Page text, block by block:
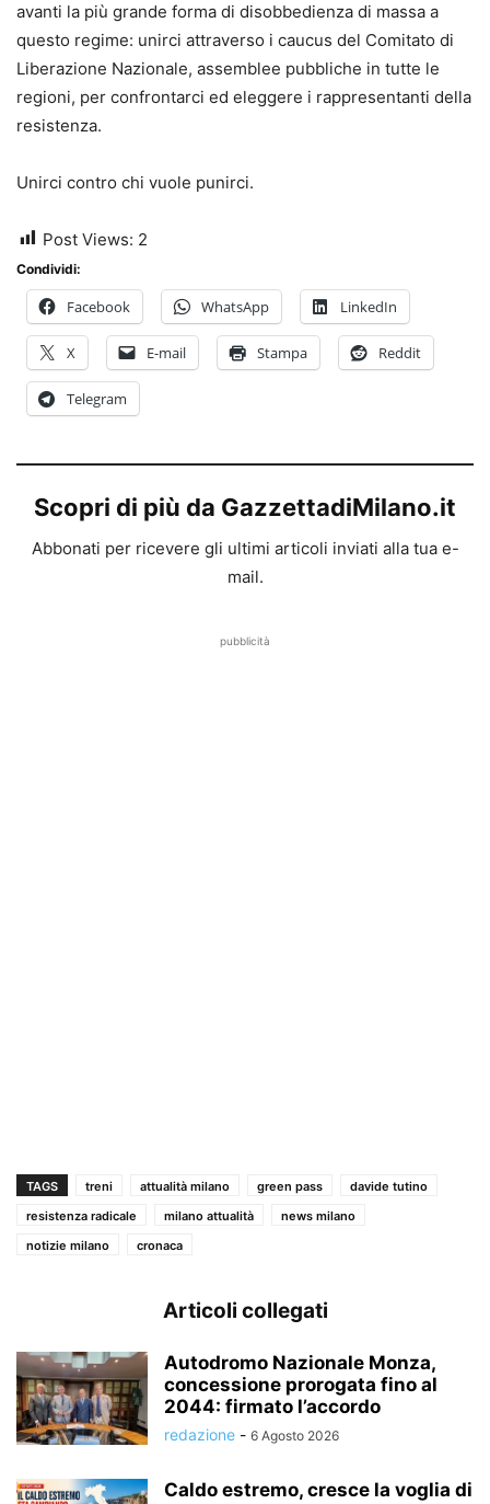
avanti la più grande forma di disobbedienza di massa a
questo regime: unirci attraverso i caucus del Comitato di
Liberazione Nazionale, assemblee pubbliche in tutte le
regioni, per confrontarci ed eleggere i rappresentanti della
resistenza.
Unirci contro chi vuole punirci.
Post Views: 2
Condividi:
Facebook WhatsApp LinkedIn
X E-mail Stampa Reddit
Telegram
Scopri di più da GazzettadiMilano.it
Abbonati per ricevere gli ultimi articoli inviati alla tua e-
mail.
pubblicità
TAGS treni attualità milano green pass
davide tutino
resistenza radicale
milano attualità
news milano
notizie milano
cronaca
Articoli collegati
Autodromo Nazionale Monza,
concessione prorogata fino al
2044: firmato l’accordo
redazione - 6 Agosto 2026
Caldo estremo, cresce la voglia di